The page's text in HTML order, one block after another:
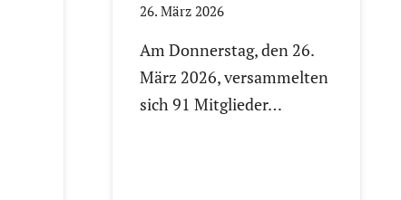
26. März 2026
Am Donnerstag, den 26.
März 2026, versammelten
sich 91 Mitglieder…